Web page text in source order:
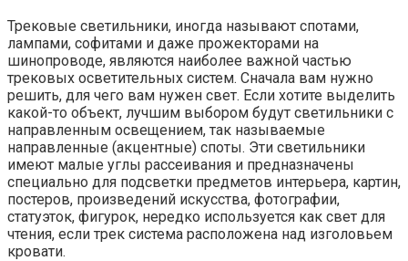
Трековые светильники, иногда называют спотами,
лампами, софитами и даже прожекторами на
шинопроводе, являются наиболее важной частью
трековых осветительных систем. Сначала вам нужно
решить, для чего вам нужен свет. Если хотите выделить
какой-то объект, лучшим выбором будут светильники с
направленным освещением, так называемые
направленные (акцентные) споты. Эти светильники
имеют малые углы рассеивания и предназначены
специально для подсветки предметов интерьера, картин,
постеров, произведений искусства, фотографии,
статуэток, фигурок, нередко используется как свет для
чтения, если трек система расположена над изголовьем
кровати.